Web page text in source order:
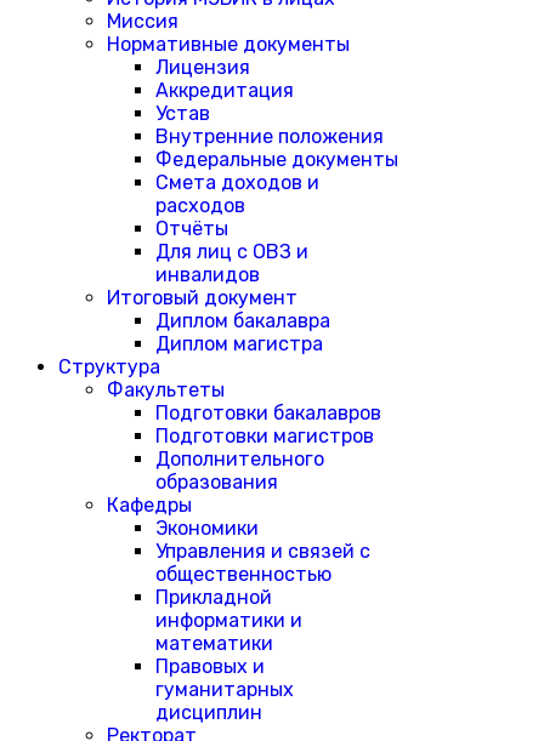
Миссия
Нормативные документы
Лицензия
Аккредитация
Устав
Внутренние положения
Федеральные документы
Смета доходов и
расходов
Отчёты
Для лиц с ОВЗ и
инвалидов
Итоговый документ
Диплом бакалавра
Диплом магистра
Структура
Факультеты
Подготовки бакалавров
Подготовки магистров
Дополнительного
образования
Кафедры
Экономики
Управления и связей с
общественностью
Прикладной
информатики и
математики
Правовых и
гуманитарных
дисциплин
Ректорат